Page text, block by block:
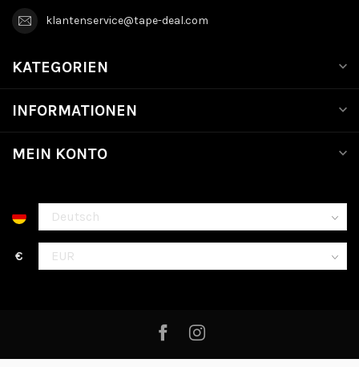
klantenservice@tape-deal.com
KATEGORIEN
INFORMATIONEN
MEIN KONTO
€